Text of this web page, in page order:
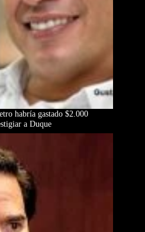
habría gastado $2.000
a Duque